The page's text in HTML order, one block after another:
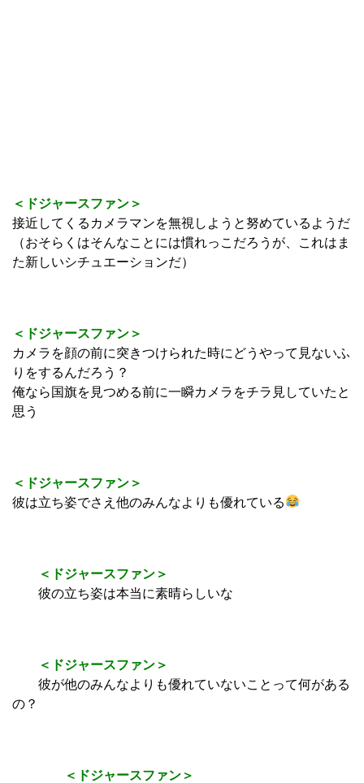
＜ドジャースファン＞
接近してくるカメラマンを無視しようと努めているようだ
（おそらくはそんなことには慣れっこだろうが、これはま
た新しいシチュエーションだ）
＜ドジャースファン＞
カメラを顔の前に突きつけられた時にどうやって見ないふ
りをするんだろう？
俺なら国旗を見つめる前に一瞬カメラをチラ見していたと
思う
＜ドジャースファン＞
彼は立ち姿でさえ他のみんなよりも優れている
＜ドジャースファン＞
彼の立ち姿は本当に素晴らしいな
＜ドジャースファン＞
彼が他のみんなよりも優れていないことって何がある
の？
＜ドジャースファン＞